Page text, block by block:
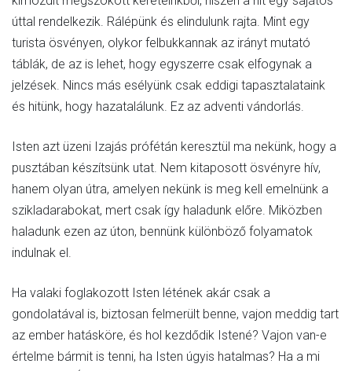
úttal rendelkezik. Rálépünk és elindulunk rajta. Mint egy
turista ösvényen, olykor felbukkannak az irányt mutató
táblák, de az is lehet, hogy egyszerre csak elfogynak a
jelzések. Nincs más esélyünk csak eddigi tapasztalataink
és hitünk, hogy hazatalálunk. Ez az adventi vándorlás.
Isten azt üzeni Izajás prófétán keresztül ma nekünk, hogy a
pusztában készítsünk utat. Nem kitaposott ösvényre hív,
hanem olyan útra, amelyen nekünk is meg kell emelnünk a
szikladarabokat, mert csak így haladunk előre. Miközben
haladunk ezen az úton, bennünk különböző folyamatok
indulnak el.
Ha valaki foglakozott Isten létének akár csak a
gondolatával is, biztosan felmerült benne, vajon meddig tart
az ember hatásköre, és hol kezdődik Istené? Vajon van-e
értelme bármit is tenni, ha Isten úgyis hatalmas? Ha a mi